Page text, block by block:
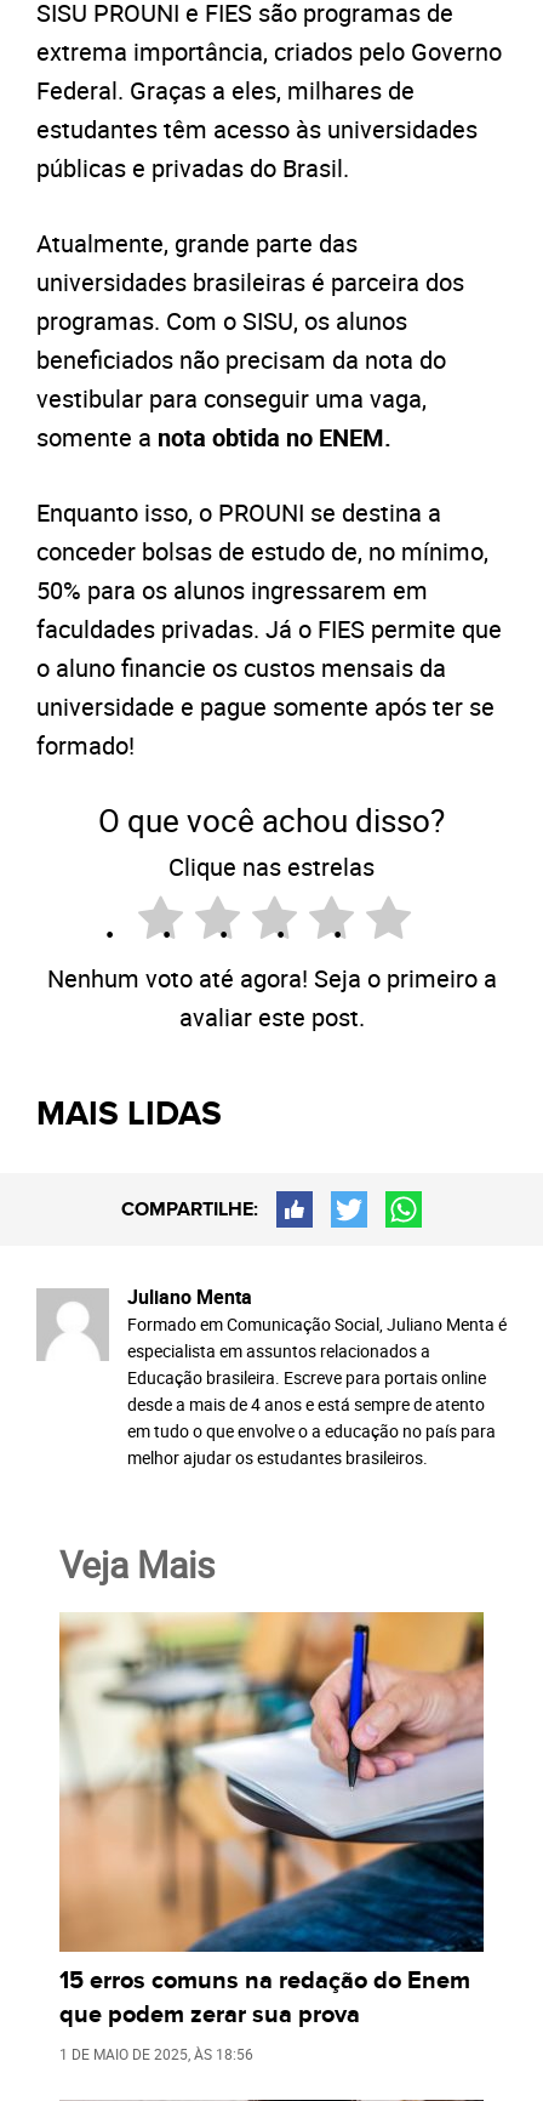
SISU PROUNI e FIES são programas de
extrema importância, criados pelo Governo
Federal. Graças a eles, milhares de
estudantes têm acesso às universidades
públicas e privadas do Brasil.
Atualmente, grande parte das
universidades brasileiras é parceira dos
programas. Com o SISU, os alunos
beneficiados não precisam da nota do
vestibular para conseguir uma vaga,
somente a nota obtida no ENEM.
Enquanto isso, o PROUNI se destina a
conceder bolsas de estudo de, no mínimo,
50% para os alunos ingressarem em
faculdades privadas. Já o FIES permite que
o aluno financie os custos mensais da
universidade e pague somente após ter se
formado!
O que você achou disso?
Clique nas estrelas
Nenhum voto até agora! Seja o primeiro a
avaliar este post.
MAIS LIDAS
COMPARTILHE:
Juliano Menta
Formado em Comunicação Social, Juliano Menta é
especialista em assuntos relacionados a
Educação brasileira. Escreve para portais online
desde a mais de 4 anos e está sempre de atento
em tudo o que envolve o a educação no país para
melhor ajudar os estudantes brasileiros.
Veja Mais
15 erros comuns na redação do Enem
que podem zerar sua prova
1 DE MAIO DE 2025 , ÀS 18:56